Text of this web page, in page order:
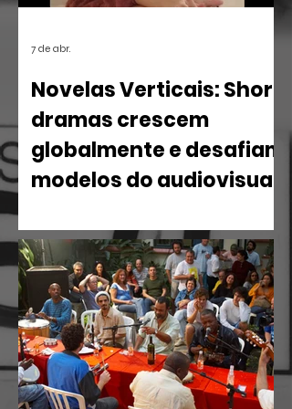
Novelas Verticais: Short
dramas crescem
globalmente e desafiam
modelos do audiovisual
em 2026 confirma uma tendência
irreversível: o espectador busca
narrativas ágeis, dramáticas e
estritamente verticais.
7 de abr.